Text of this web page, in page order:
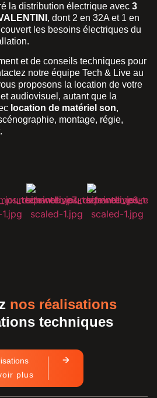
la distribution électrique avec 3
, dont 2 en 32A et 1 en
les besoins électriques du
et de conseils techniques pour
notre équipe Tech & Live au
proposons la location de votre
audiovisuel, autant que la
location de matériel son,
montage, régie,
nos réalisations
techniques
plus